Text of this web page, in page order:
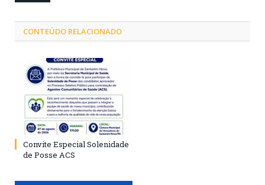
CONTEÚDO RELACIONADO
Convite Especial Solenidade
de Posse ACS